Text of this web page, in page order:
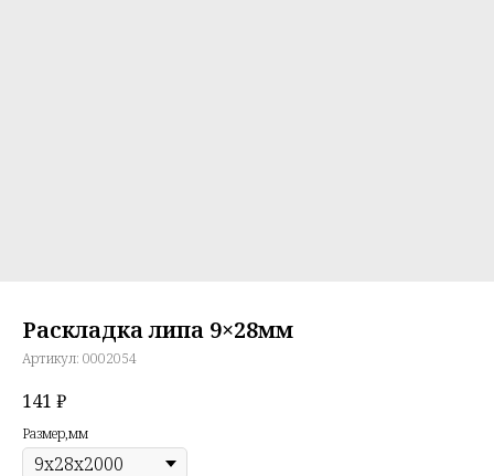
Раскладка липа 9×28мм
Артикул: 0002054
141 ₽
Размер,мм